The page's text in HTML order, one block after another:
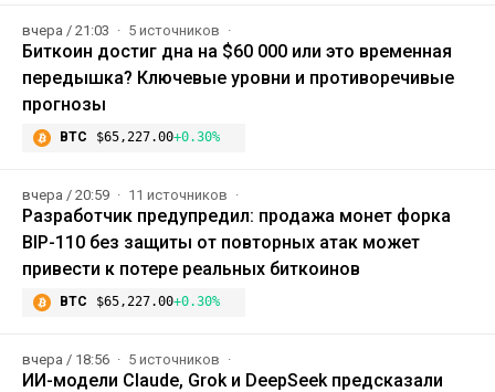
вчера / 21:03 5 источников
Биткоин достиг дна на $60 000 или это временная
передышка? Ключевые уровни и противоречивые
прогнозы
BTC $65,227.00+0.30%
вчера / 20:59 11 источников
Разработчик предупредил: продажа монет форка
BIP-110 без защиты от повторных атак может
привести к потере реальных биткоинов
BTC $65,227.00+0.30%
вчера / 18:56 5 источников
ИИ-модели Claude, Grok и DeepSeek предсказали